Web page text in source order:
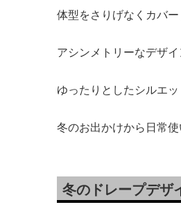
体型をさりげなくカバ
アシンメトリーなデザ
ゆったりとしたシルエ
冬のお出かけから日常
冬のドレープデザ